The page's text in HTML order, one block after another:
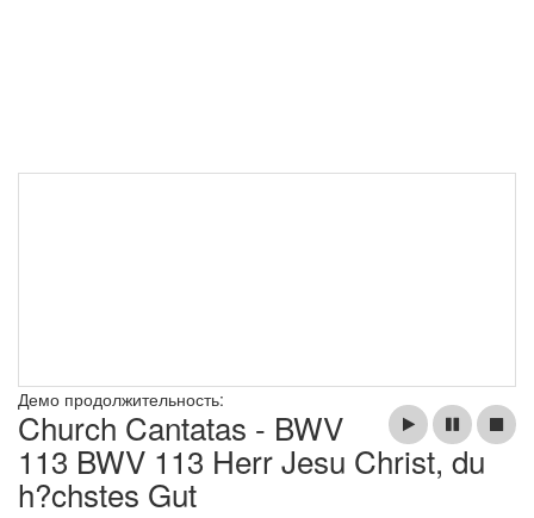
Демо продолжительность:
Church Cantatas - BWV
113 BWV 113 Herr Jesu Christ, du
h?chstes Gut